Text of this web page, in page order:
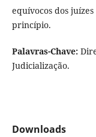
equívocos dos
princípio.
Palavras-Chave:
Judicialização.
Downloads